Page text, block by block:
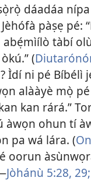
dáadáa
Jèhófà pàṣẹ pé:
tàbí
(
Ìdí ni pé Bíbélì
alààyè mọ̀
kan rárá.”
àwọn ohun tí
pa wá lára. (
oorun
Jòhánù 5:28, 29;